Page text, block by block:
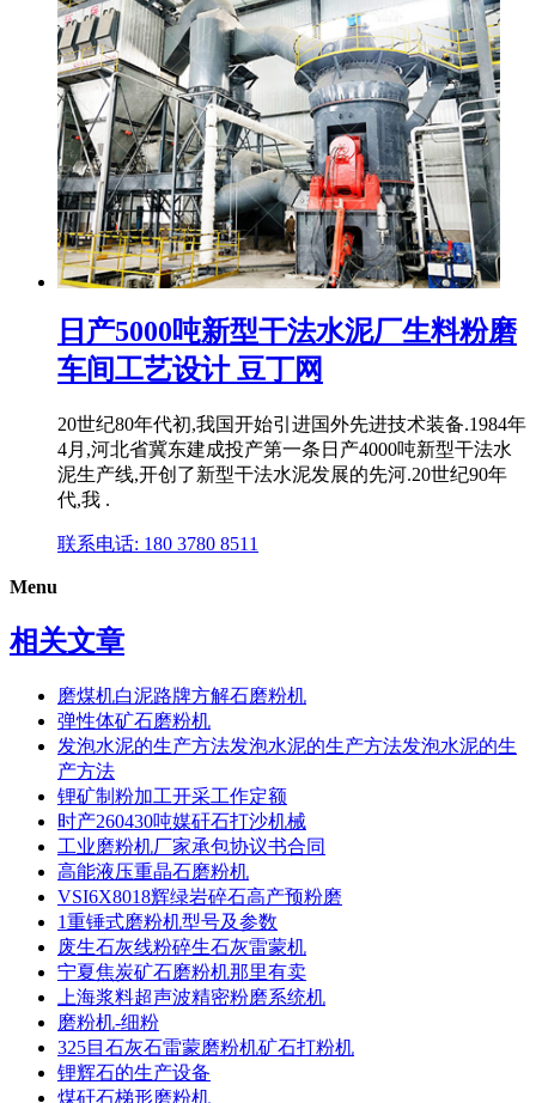
日产5000吨新型干法水泥厂生料粉磨
车间工艺设计 豆丁网
20世纪80年代初,我国开始引进国外先进技术装备.1984年
4月,河北省冀东建成投产第一条日产4000吨新型干法水
泥生产线,开创了新型干法水泥发展的先河.20世纪90年
代,我 .
联系电话: 180 3780 8511
Menu
相关文章
磨煤机白泥路牌方解石磨粉机
弹性体矿石磨粉机
发泡水泥的生产方法发泡水泥的生产方法发泡水泥的生
产方法
锂矿制粉加工开采工作定额
时产260430吨媒矸石打沙机械
工业磨粉机厂家承包协议书合同
高能液压重晶石磨粉机
VSI6X8018辉绿岩碎石高产预粉磨
1重锤式磨粉机型号及参数
废生石灰线粉碎生石灰雷蒙机
宁夏焦炭矿石磨粉机那里有卖
上海浆料超声波精密粉磨系统机
磨粉机-细粉
325目石灰石雷蒙磨粉机矿石打粉机
锂辉石的生产设备
煤矸石梯形磨粉机